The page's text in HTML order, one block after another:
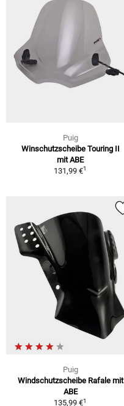
Puig
Winschutzscheibe Touring II
mit ABE
131,99 €1
Puig
Windschutzscheibe Rafale mit
ABE
135,99 €1